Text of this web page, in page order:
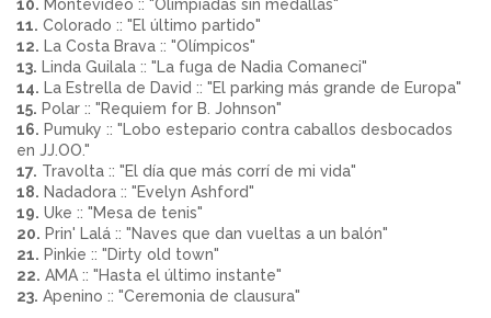
10. Montevideo :: "Olimpiadas sin medallas"
11. Colorado :: "El último partido"
12. La Costa Brava :: "Olímpicos"
13. Linda Guilala :: "La fuga de Nadia Comaneci"
14. La Estrella de David :: "El parking más grande de Europa"
15. Polar :: "Requiem for B. Johnson"
16. Pumuky :: "Lobo estepario contra caballos desbocados
en JJ.OO."
17. Travolta :: "El día que más corrí de mi vida"
18. Nadadora :: "Evelyn Ashford"
19. Uke :: "Mesa de tenis"
20. Prin' Lalá :: "Naves que dan vueltas a un balón"
21. Pinkie :: "Dirty old town"
22. AMA :: "Hasta el último instante"
23. Apenino :: "Ceremonia de clausura"